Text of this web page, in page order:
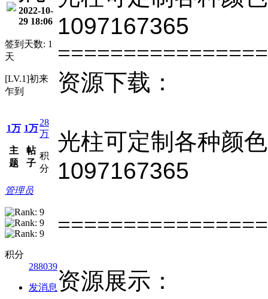
2022-10-
29 18:06
签到天数: 1
天
[LV.1]初来
乍到
1万
主
题
1万
帖
子
28
万
积
分
管理员
积分
288039
发消息
1097167365
资源下载：
光柱可定制各种颜
1097167365
资源展示：